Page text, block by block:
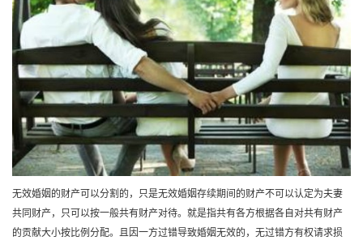
无效婚姻的财产可以分割的，只是无效婚姻存续期间的财产不可以认定为夫妻
共同财产，只可以按一般共有财产对待。就是指共有各方根据各自对共有财产
的贡献大小按比例分配。且因一方过错导致婚姻无效的，无过错方有权请求损